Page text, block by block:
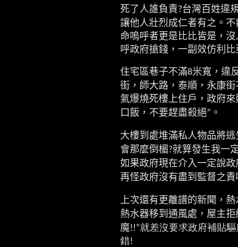
死了人誰負責?台灣百姓違
讓他人壯烈成仁者有之。
命嗚呼者更是比比皆是，
呼政府搶錢，一副效仿利
住宅區巷子不滿8米寬，違
街，師大路，泰順，永康
氣爆燒死樓上住戶，政府
口飯，不要趕盡殺絕” 。
大樓到處堆滿私人物品將
會那麼倒楣?就算發生我一
如果政府現在介入一定說
再怪政府沒有盡到監督之責
上次還有更離譜的新聞，
熱水器移到通風處，屋主
魔!!”就差沒要求政府補貼
錯!